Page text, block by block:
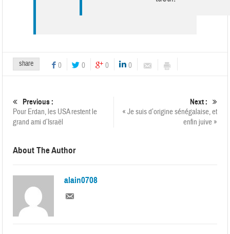
share 0 0 0 0
Previous :
Pour Erdan, les USA restent le
grand ami d’Israël
Next :
« Je suis d’origine sénégalaise, et
enfin juive »
About The Author
alain0708